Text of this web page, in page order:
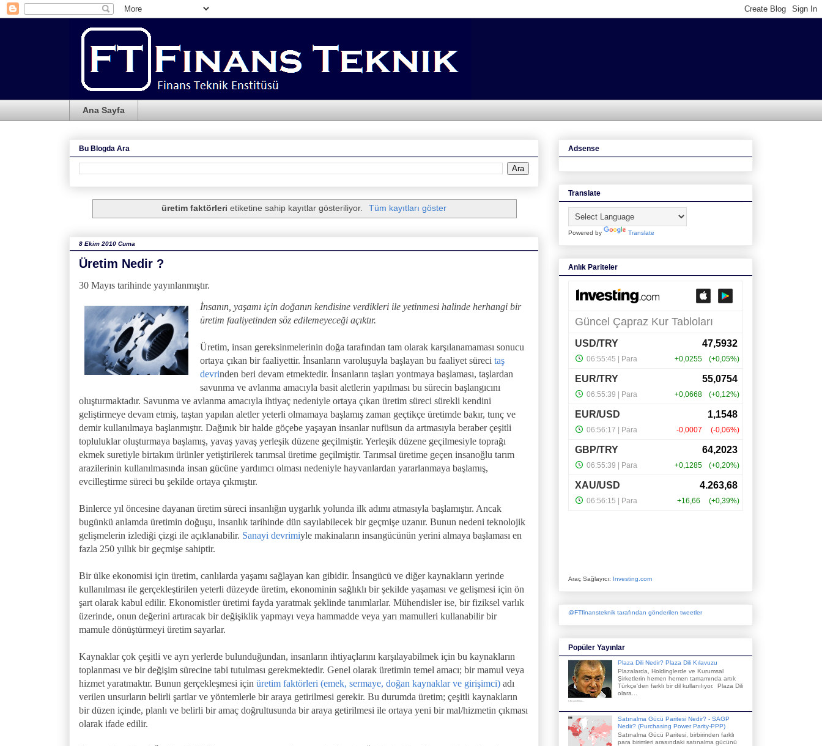
Ana Sayfa
Bu Blogda Ara
üretim faktörleri etiketine sahip kayıtlar gösteriliyor. Tüm kayıtları göster
8 Ekim 2010 Cuma
Üretim Nedir ?
30 Mayıs tarihinde yayınlanmıştır.
İnsanın, yaşamı için doğanın kendisine verdikleri ile yetinmesi halinde herhangi bir
üretim faaliyetinden söz edilemeyeceği açıktır.
Üretim, insan gereksinmelerinin doğa tarafından tam olarak karşılanamaması sonucu
ortaya çıkan bir faaliyettir. İnsanların varoluşuyla başlayan bu faaliyet süreci taş
devrinden beri devam etmektedir. İnsanların taşları yontmaya başlaması, taşlardan
savunma ve avlanma amacıyla basit aletlerin yapılması bu sürecin başlangıcını
oluşturmaktadır. Savunma ve avlanma amacıyla ihtiyaç nedeniyle ortaya çıkan üretim süreci sürekli kendini
geliştirmeye devam etmiş, taştan yapılan aletler yeterli olmamaya başlamış zaman geçtikçe üretimde bakır, tunç ve
demir kullanılmaya başlanmıştır. Dağınık bir halde göçebe yaşayan insanlar nufüsun da artmasıyla beraber çeşitli
topluluklar oluşturmaya başlamış, yavaş yavaş yerleşik düzene geçilmiştir. Yerleşik düzene geçilmesiyle toprağı
ekmek suretiyle birtakım ürünler yetiştirilerek tarımsal üretime geçilmiştir. Tarımsal üretime geçen insanoğlu tarım
arazilerinin kullanılmasında insan gücüne yardımcı olması nedeniyle hayvanlardan yararlanmaya başlamış,
evcilleştirme süreci bu şekilde ortaya çıkmıştır.
Binlerce yıl öncesine dayanan üretim süreci insanlığın uygarlık yolunda ilk adımı atmasıyla başlamıştır. Ancak
bugünkü anlamda üretimin doğuşu, insanlık tarihinde dün sayılabilecek bir geçmişe uzanır. Bunun nedeni teknolojik
gelişmelerin izlediği çizgi ile açıklanabilir. Sanayi devrimiyle makinaların insangücünün yerini almaya başlaması en
fazla 250 yıllık bir geçmişe sahiptir.
Bir ülke ekonomisi için üretim, canlılarda yaşamı sağlayan kan gibidir. İnsangücü ve diğer kaynakların yerinde
kullanılması ile gerçekleştirilen yeterli düzeyde üretim, ekonominin sağlıklı bir şekilde yaşaması ve gelişmesi için ön
şart olarak kabul edilir. Ekonomistler üretimi fayda yaratmak şeklinde tanımlarlar. Mühendisler ise, bir fiziksel varlık
üzerinde, onun değerini artıracak bir değişiklik yapmayı veya hammadde veya yarı mamulleri kullanabilir bir
mamule dönüştürmeyi üretim sayarlar.
Kaynaklar çok çeşitli ve ayrı yerlerde bulunduğundan, insanların ihtiyaçlarını karşılayabilmek için bu kaynakların
toplanması ve bir değişim sürecine tabi tutulması gerekmektedir. Genel olarak üretimin temel amacı; bir mamul veya
hizmet yaratmaktır. Bunun gerçekleşmesi için üretim faktörleri (emek, sermaye, doğan kaynaklar ve girişimci) adı
verilen unsurların belirli şartlar ve yöntemlerle bir araya getirilmesi gerekir. Bu durumda üretim; çeşitli kaynakların
bir düzen içinde, planlı ve belirli bir amaç doğrultusunda bir araya getirilmesi ile ortaya yeni bir mal/hizmetin çıkması
olarak ifade edilir.
Adsense
Translate
Powered by Translate
Anlık Pariteler
Araç Sağlayıcı: Investing.com
@FTfinansteknik tarafından gönderilen tweetler
Popüler Yayınlar
Plaza Dili Nedir? Plaza Dili Kılavuzu
Plazalarda, Holdinglerde ve Kurumsal
Şirketlerin hemen hemen tamamında artık
Türkçe'den farklı bir dil kullanılıyor. Plaza Dili
olara...
Satınalma Gücü Paritesi Nedir? - SAGP
Nedir? (Purchasing Power Parity-PPP)
Satınalma Gücü Paritesi, birbirinden farklı
para birimleri arasındaki satınalma gücünü